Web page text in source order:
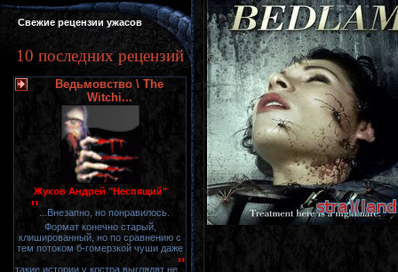
Свежие рецензии ужасов
10 последних рецензий
Ведьмовство \ The
Witchi...
Жуков Андрей "Неспящий"
" ...Внезапно, но понравилось.
Формат конечно старый,
клишированный, но по сравнению с
тем потоком б-гомерзкой чуши даже
такие истории у костра выглядят не"